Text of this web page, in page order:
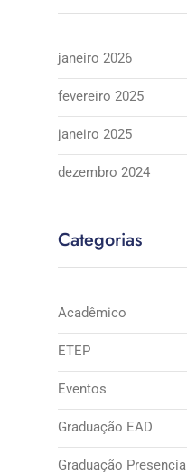
janeiro 2026
fevereiro 2025
janeiro 2025
dezembro 2024
Categorias
Acadêmico
ETEP
Eventos
Graduação EAD
Graduação Presencial